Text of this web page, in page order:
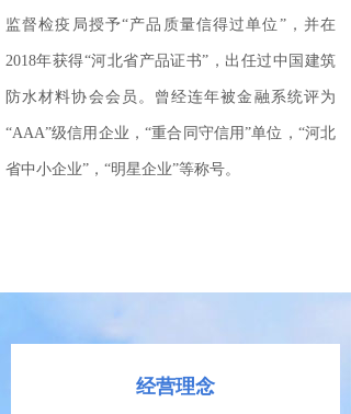
监督检疫局授予“产品质量信得过单位”，并在
2018年获得“河北省产品证书”，出任过中国建筑
防水材料协会会员。曾经连年被金融系统评为
“AAA”级信用企业，“重合同守信用”单位，“河北
省中小企业”，“明星企业”等称号。
经营理念